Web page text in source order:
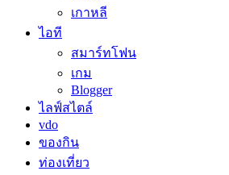
เกาหลี
ไอที
สมาร์ทโฟน
เกม
Blogger
ไลฟ์สไตล์
vdo
ของกิน
ท่องเที่ยว